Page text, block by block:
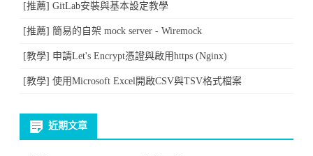
[推薦] GitLab安裝與基本設定教學
[推薦] 簡易的自架 mock server - Wiremock
[教學] 申請Let's Encrypt憑證與啟用https (Nginx)
[教學] 使用Microsoft Excel開啟CSV與TSV格式檔案
近期文章